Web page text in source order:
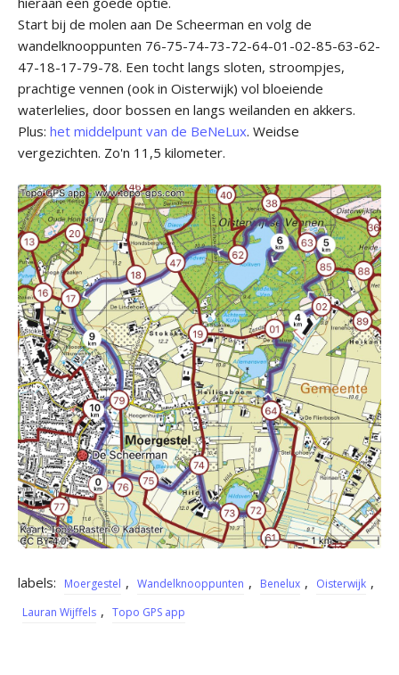
Start bij de molen aan De Scheerman en volg de
wandelknooppunten 76-75-74-73-72-64-01-02-85-63-62-
47-18-17-79-78. Een tocht langs sloten, stroompjes,
prachtige vennen (ook in Oisterwijk) vol bloeiende
waterlelies, door bossen en langs weilanden en akkers.
Plus: het middelpunt van de BeNeLux. Weidse
vergezichten. Zo'n 11,5 kilometer.
labels: Moergestel , Wandelknooppunten , Benelux , Oisterwijk ,
Lauran Wijffels , Topo GPS app